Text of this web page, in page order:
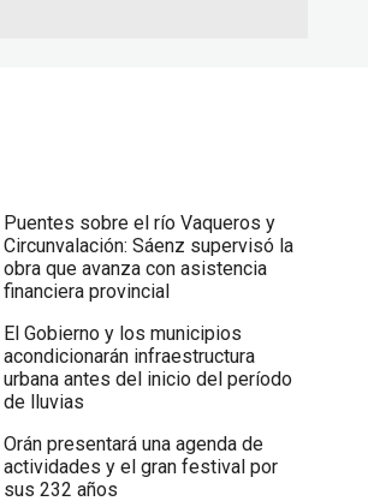
Puentes sobre el río Vaqueros y
Circunvalación: Sáenz supervisó la
obra que avanza con asistencia
financiera provincial
El Gobierno y los municipios
acondicionarán infraestructura
urbana antes del inicio del período
de lluvias
Orán presentará una agenda de
actividades y el gran festival por
sus 232 años